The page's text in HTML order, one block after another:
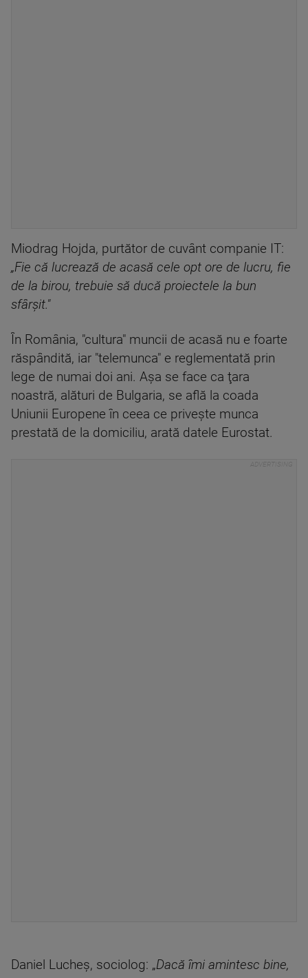
Miodrag Hojda, purtător de cuvânt companie IT:
„Fie că lucrează de acasă cele opt ore de lucru, fie
de la birou, trebuie să ducă proiectele la bun
sfârşit."
În România, "cultura" muncii de acasă nu e foarte
răspândită, iar "telemunca" e reglementată prin
lege de numai doi ani. Aşa se face ca ţara
noastră, alături de Bulgaria, se află la coada
Uniunii Europene în ceea ce priveşte munca
prestată de la domiciliu, arată datele Eurostat.
Daniel Lucheș, sociolog: „Dacă îmi amintesc bine,